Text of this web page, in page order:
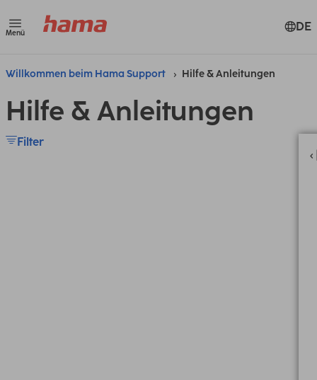
Menü DE
Willkommen beim Hama Support Hilfe & Anleitungen
Hilfe & Anleitungen
Filter